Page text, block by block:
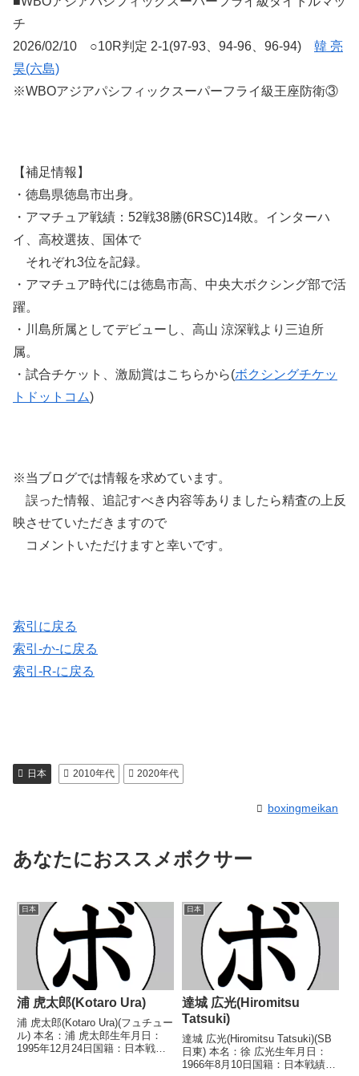
チ
2026/02/10 ○10R判定 2-1(97-93、94-96、96-94) 韓 亮
昊(六島)
※WBOアジアパシフィックスーパーフライ級王座防衛③
【補足情報】
・徳島県徳島市出身。
・アマチュア戦績：52戦38勝(6RSC)14敗。インターハ
イ、高校選抜、国体で
それぞれ3位を記録。
・アマチュア時代には徳島市高、中央大ボクシング部で活
躍。
・川島所属としてデビューし、高山 涼深戦より三迫所
属。
・試合チケット、激励賞はこちらから(ボクシングチケッ
トドットコム)
※当ブログでは情報を求めています。
誤った情報、追記すべき内容等ありましたら精査の上反
映させていただきますので
コメントいただけますと幸いです。
索引に戻る
索引-か-に戻る
索引-R-に戻る
日本 2010年代 2020年代
boxingmeikan
あなたにおススメボクサー
日本
浦 虎太郎(Kotaro Ura)
浦 虎太郎(Kotaro Ura)(フュチュー
ル) 本名：浦 虎太郎生年月日：
1995年12月24日国籍：日本戦
日本
達城 広光(Hiromitsu
Tatsuki)
達城 広光(Hiromitsu Tatsuki)(SB
日東) 本名：徐 広光生年月日：
1966年8月10日国籍：日本戦績：